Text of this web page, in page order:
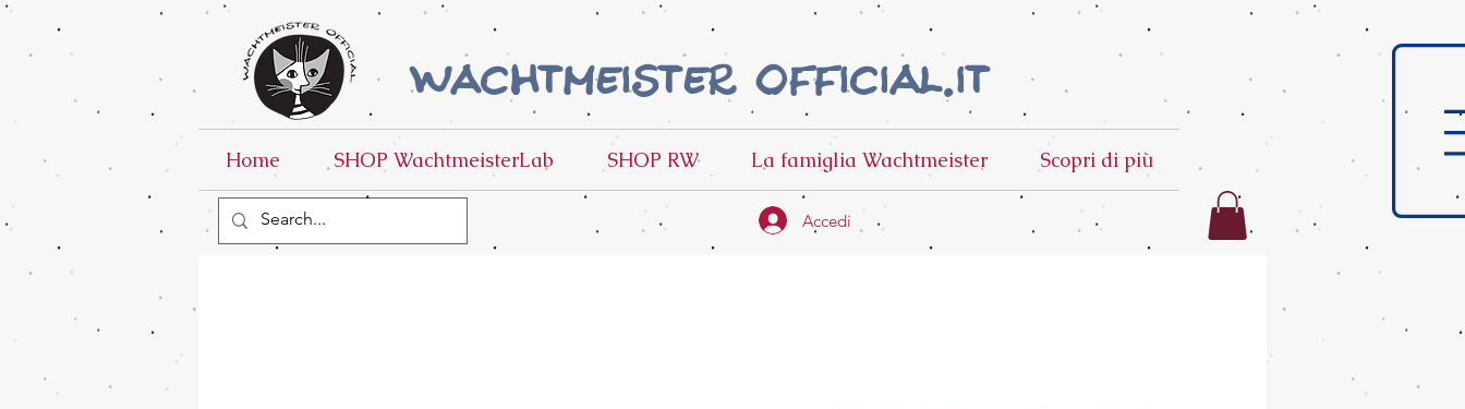
wachtmeister official.it
Home SHOP WachtmeisterLab SHOP RW La famiglia Wachtmeister Scopri di più
Accedi